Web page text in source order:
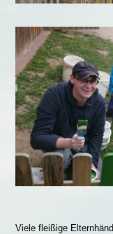
Viele fleißige